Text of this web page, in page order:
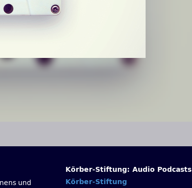
Körber-Stiftung: Audio Podcasts
Körber-Stiftung